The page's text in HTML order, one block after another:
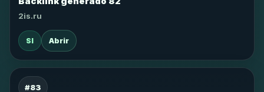
2is.ru
SI Abrir
#83